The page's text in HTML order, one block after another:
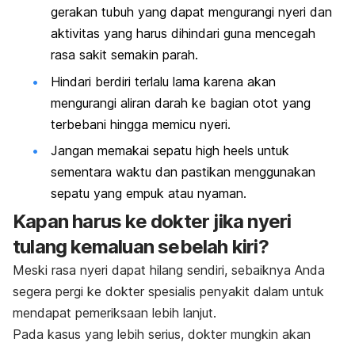
gerakan tubuh yang dapat mengurangi nyeri dan
aktivitas yang harus dihindari guna mencegah
rasa sakit semakin parah.
Hindari berdiri terlalu lama karena akan
mengurangi aliran darah ke bagian otot yang
terbebani hingga memicu nyeri.
Jangan memakai sepatu high heels untuk
sementara waktu dan pastikan menggunakan
sepatu yang empuk atau nyaman.
Kapan harus ke dokter jika nyeri
tulang kemaluan sebelah kiri?
Meski rasa nyeri dapat hilang sendiri, sebaiknya Anda
segera pergi ke dokter spesialis penyakit dalam untuk
mendapat pemeriksaan lebih lanjut.
Pada kasus yang lebih serius, dokter mungkin akan